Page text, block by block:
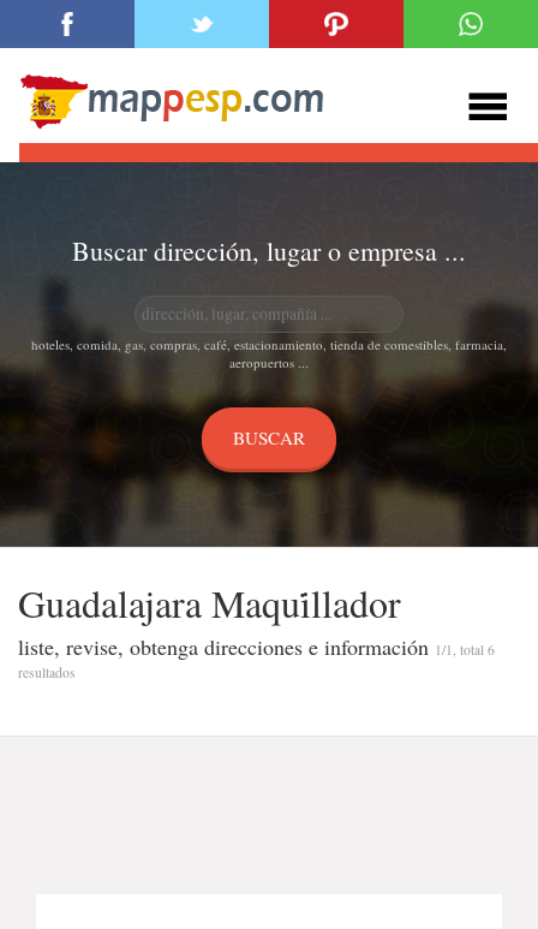
Buscar dirección, lugar o empresa ...
hoteles, comida, gas, compras, café, estacionamiento, tienda de comestibles, farmacia,
aeropuertos ...
Guadalajara Maqui̇llador
liste, revise, obtenga direcciones e información 1/1, total 6
resultados